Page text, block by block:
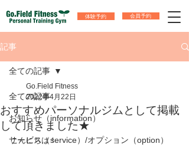
体験予約 会員予約
記事
全ての記事
お知らせ（information）
サービス（service）/オプション（option）
全ての記事
おすすめパーソナルジムとして掲載
して頂きました★
Go.Field Fitness
2022年4月22日
こんにちは！